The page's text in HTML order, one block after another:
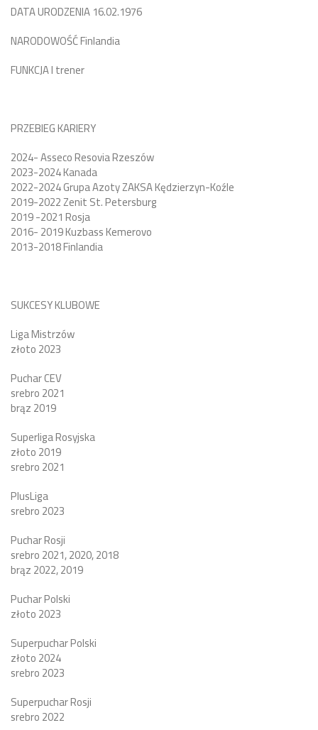
DATA URODZENIA 16.02.1976
NARODOWOŚĆ Finlandia
FUNKCJA I trener
PRZEBIEG KARIERY
2024- Asseco Resovia Rzeszów
2023-2024 Kanada
2022-2024 Grupa Azoty ZAKSA Kędzierzyn-Koźle
2019-2022 Zenit St. Petersburg
2019 -2021 Rosja
2016- 2019 Kuzbass Kemerovo
2013-2018 Finlandia
SUKCESY KLUBOWE
Liga Mistrzów
złoto 2023
Puchar CEV
srebro 2021
brąz 2019
Superliga Rosyjska
złoto 2019
srebro 2021
PlusLiga
srebro 2023
Puchar Rosji
srebro 2021, 2020, 2018
brąz 2022, 2019
Puchar Polski
złoto 2023
Superpuchar Polski
złoto 2024
srebro 2023
Superpuchar Rosji
srebro 2022